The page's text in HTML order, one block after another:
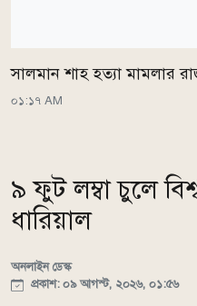
সালমান শাহ হত্যা মামলার
০১:১৭ AM
৯ ফুট লম্বা চুলে
ধারিয়াল
অনলাইন ডেস্ক
প্রকাশ: ০৯ আগস্ট, ২০২৬, ০১:৫৬